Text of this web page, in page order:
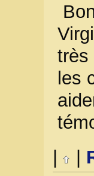
très
les
|